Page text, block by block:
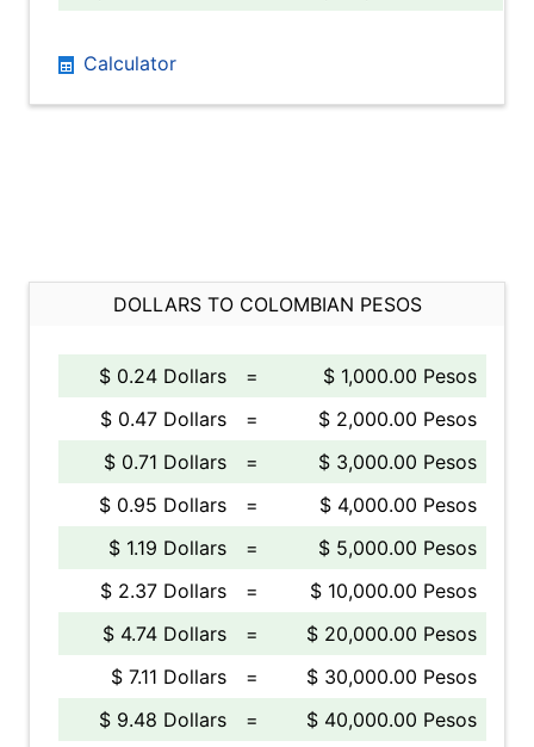
Calculator
DOLLARS TO COLOMBIAN PESOS
$ 0.24 Dollars =
$ 1,000.00 Pesos
$ 0.47 Dollars
=
$ 2,000.00 Pesos
$ 0.71 Dollars
=
$ 3,000.00 Pesos
$ 0.95 Dollars
=
$ 4,000.00 Pesos
$ 1.19 Dollars
=
$ 5,000.00 Pesos
$ 2.37 Dollars
=
$ 10,000.00 Pesos
$ 4.74 Dollars
=
$ 20,000.00 Pesos
$ 7.11 Dollars
=
$ 30,000.00 Pesos
$ 9.48 Dollars
= $ 40,000.00 Pesos